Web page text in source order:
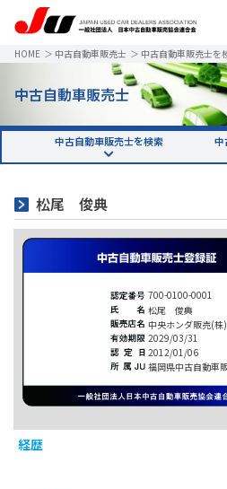
HOME ＞ 中古自動車販売士 ＞ 中古自動車販売士を
中古自動車販売士
中古自動車販売士を検索 中
松尾 俊典
700-0100-0001
松尾 俊典
中央ホンダ販売(株)
2029/03/31
2012/01/06
福岡県中古自動車
経歴